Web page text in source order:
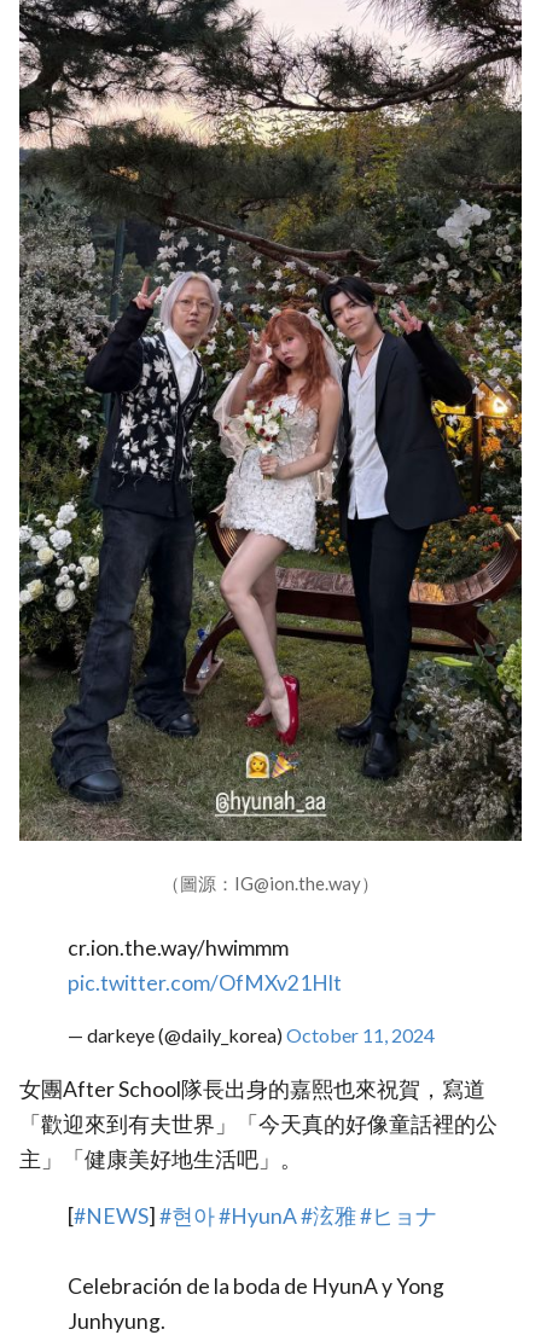
（圖源：IG@ion.the.way）
cr.ion.the.way/hwimmm
pic.twitter.com/OfMXv21Hlt
— darkeye (@daily_korea)October 11, 2024
女團After School隊長出身的嘉熙也來祝賀，寫道
「歡迎來到有夫世界」「今天真的好像童話裡的公
主」「健康美好地生活吧」。
[#NEWS]#현아#HyunA#泫雅#ヒョナ
Celebración de la boda de HyunA y Yong
Junhyung.